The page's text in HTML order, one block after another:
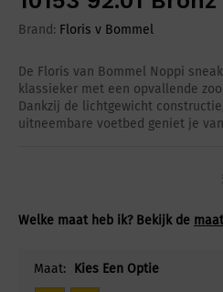
Brand: Floris v Bommel
De Floris van Bommel Noppi
klassieker met een opvallende
Dankzij de lichtgewicht
uitneembare voetbed geniet je
Welke maat heb ik? Bekijk de
Maat: Kies Een Optie